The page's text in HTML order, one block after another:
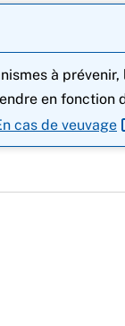
à
en fonction
cas de veuvage